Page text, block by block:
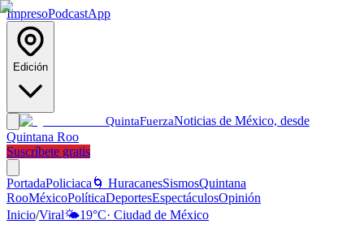
ImpresoPodcastApp
Edición
QuintaFuerzaNoticias de México, desde
Quintana Roo
Suscríbete gratis
PortadaPoliciaca 🌀 HuracanesSismosQuintana
RooMéxicoPolíticaDeportesEspectáculosOpinión
Inicio/Viral🌤️19°C· Ciudad de México